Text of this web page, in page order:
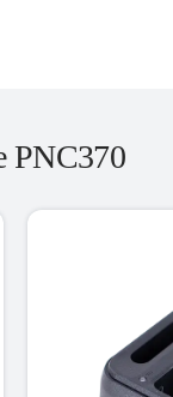
PNC370